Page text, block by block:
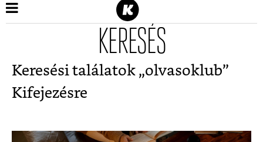
KERESÉS
Keresési találatok „olvasoklub”
Kifejezésre